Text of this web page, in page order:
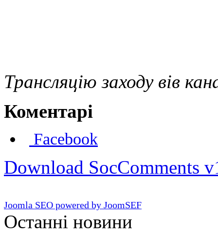
Трансляцію заходу вів
Коментарі
Facebook
Download SocComments
Joomla SEO powered by JoomSEF
Останні новини